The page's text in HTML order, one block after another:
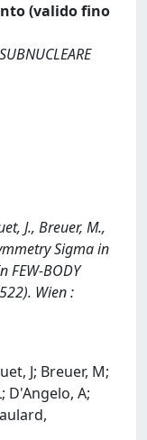
(valido fino
J., Breuer, M.,
Sigma in
FEW-BODY
Wien :
J; Breuer, M;
D'Angelo, A;